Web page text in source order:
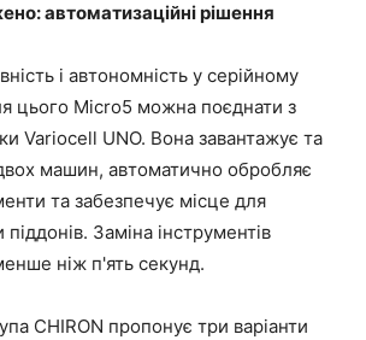
автоматизаційні рішення
і автономність у серійному
цього Micro5 можна поєднати з
Variocell UNO. Вона завантажує та
машин, автоматично обробляє
та забезпечує місце для
Заміна інструментів
ніж п'ять секунд.
CHIRON пропонує три варіанти